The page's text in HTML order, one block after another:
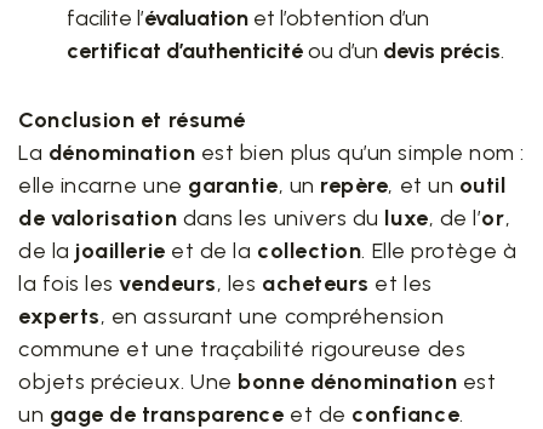
facilite l’évaluation et l’obtention d’un
certificat d’authenticitéou d’un devis précis.
Conclusion et résumé
La dénomination est bien plus qu’un simple nom :
elle incarne une garantie, un repère, et un outil
de valorisation dans les univers du luxe, de l’or,
de la joaillerie et de la collection. Elle protège à
la fois lesvendeurs, les acheteurs et les
experts, en assurant une compréhension
commune et une traçabilité rigoureuse des
objets précieux. Une bonne dénomination est
un gage de transparence et de confiance.